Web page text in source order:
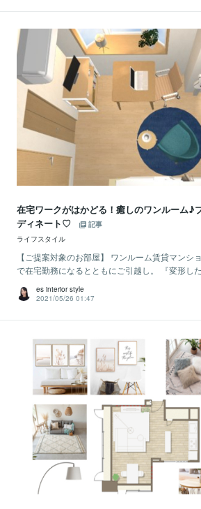
在宅ワークがはかどる！癒しのワンルーム♪
ディネート♡
記事
ライフスタイル
【ご提案対象のお部屋】 ワンルーム賃貸マンシ
で在宅勤務になるとともにご引越し。 『変形し
es interior style
2021/05/26 01:47